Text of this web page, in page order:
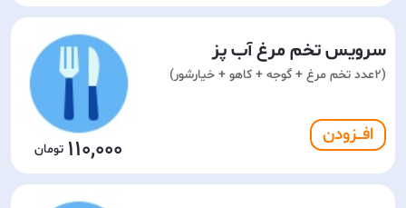
سرویس تخم مرغ آب پز
(2عدد تخم مرغ + گوجه + کاهو + خیارشور)
افـــزودن 110,000